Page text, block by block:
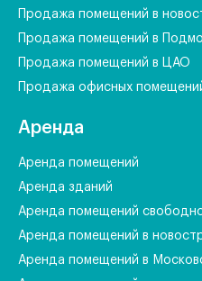
Продажа помещений в
Продажа помещений в
Продажа помещений в ЦАО
Продажа офисных
Аренда
Аренда помещений
Аренда зданий
Аренда помещений
Аренда помещений в
Аренда помещений в